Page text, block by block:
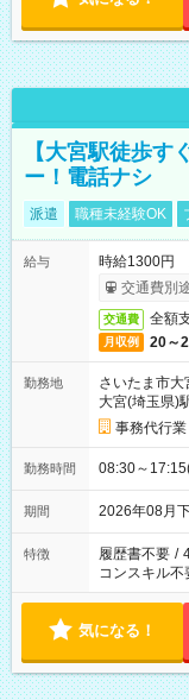
【大宮駅徒歩す
ー！電話ナシ
派遣 職種未経験OK
給与
時給1300円
交通費別
交通費 全額
月収例 20～
勤務地
さいたま市大
大宮(埼玉県)
事務代行業
勤務時間 08:30～
期間 2026年08月
特徴 履歴書不要 /
コンスキル不
気になる！